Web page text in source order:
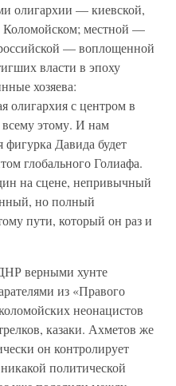
олигархии — киевской,
местной —
— воплощенной
власти в эпоху
хозяева:
олигархия с центром в
этому. И нам
фигурка Давида будет
глобального Голиафа.
на сцене, непривычный
но полный
пути, который он раз и
верными хунте
из «Правого
неонацистов
казаки. Ахметов же
он контролирует
политической